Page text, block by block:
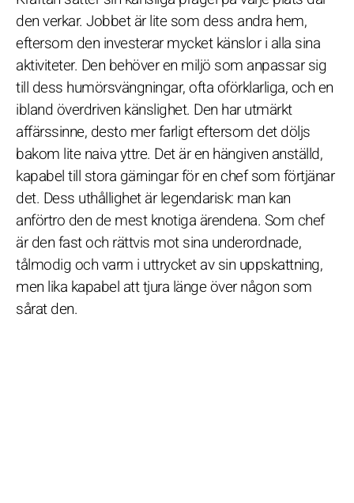
den verkar. Jobbet är lite som dess andra hem,
eftersom den investerar mycket känslor i alla sina
aktiviteter. Den behöver en miljö som anpassar sig
till dess humörsvängningar, ofta oförklarliga, och en
ibland överdriven känslighet. Den har utmärkt
affärssinne, desto mer farligt eftersom det döljs
bakom lite naiva yttre. Det är en hängiven anställd,
kapabel till stora gärningar för en chef som förtjänar
det. Dess uthållighet är legendarisk: man kan
anförtro den de mest knotiga ärendena. Som chef
är den fast och rättvis mot sina underordnade,
tålmodig och varm i uttrycket av sin uppskattning,
men lika kapabel att tjura länge över någon som
sårat den.